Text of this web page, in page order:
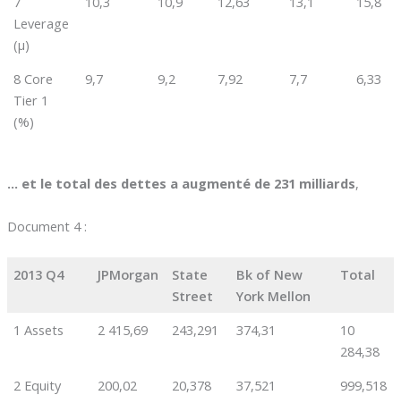
Leverage
(µ)
8 Core
Tier 1
(%)
9,7 9,2 7,92 7,7 6,33
… et le total des dettes a augmenté de 231 milliards,
Document 4 :
2013 Q4 JPMorgan
State
Street
Bk of New
York Mellon
Total
1 Assets 2 415,69 243,291 374,31
10
284,38
2 Equity
200,02 20,378 37,521
999,518